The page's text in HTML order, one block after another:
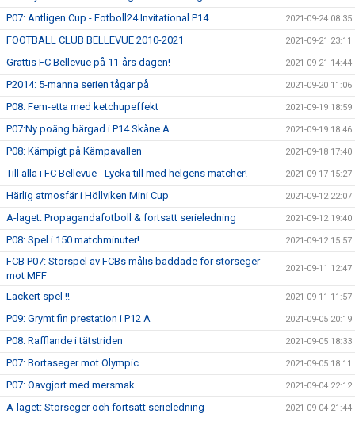
P07: Äntligen Cup - Fotboll24 Invitational P14 2021-09-24 08:35
FOOTBALL CLUB BELLEVUE 2010-2021 2021-09-21 23:11
Grattis FC Bellevue på 11-års dagen! 2021-09-21 14:44
P2014: 5-manna serien tågar på 2021-09-20 11:06
P08: Fem-etta med ketchupeffekt 2021-09-19 18:59
P07:Ny poäng bärgad i P14 Skåne A 2021-09-19 18:46
P08: Kämpigt på Kämpavallen 2021-09-18 17:40
Till alla i FC Bellevue - Lycka till med helgens matcher! 2021-09-17 15:27
Härlig atmosfär i Höllviken Mini Cup 2021-09-12 22:07
A-laget: Propagandafotboll & fortsatt serieledning 2021-09-12 19:40
P08: Spel i 150 matchminuter! 2021-09-12 15:57
FCB P07: Storspel av FCBs målis bäddade för storseger
mot MFF
2021-09-11 12:47
Läckert spel !! 2021-09-11 11:57
P09: Grymt fin prestation i P12 A 2021-09-05 20:19
P08: Rafflande i tätstriden 2021-09-05 18:33
P07: Bortaseger mot Olympic 2021-09-05 18:11
P07: Oavgjort med mersmak 2021-09-04 22:12
A-laget: Storseger och fortsatt serieledning 2021-09-04 21:44